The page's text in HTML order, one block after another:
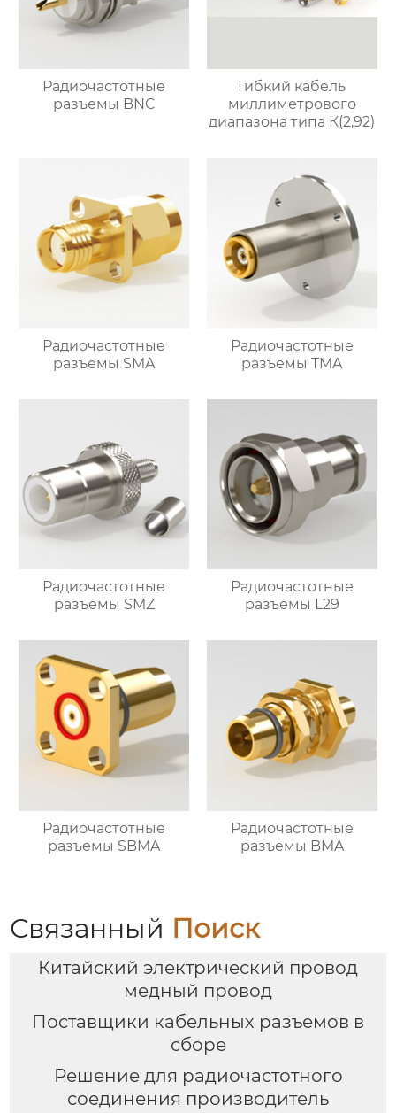
Радиочастотные
разъемы BNC
Гибкий кабель
миллиметрового
диапазона типа К(2,92)
Радиочастотные
разъемы SMA
Радиочастотные
разъемы TMA
Радиочастотные
разъемы SMZ
Радиочастотные
разъемы L29
Радиочастотные
разъемы SBMA
Радиочастотные
разъемы BMA
Связанный Поиск
Китайский электрический провод
медный провод
Поставщики кабельных разъемов в
сборе
Решение для радиочастотного
соединения производитель